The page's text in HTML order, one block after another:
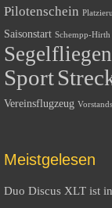
Pilotenschein
Saisonstart Schempp-Hirth
Segelfliegen
Sport
Vereinsflugzeug
Meistgelesen
Duo Discus XLT ist